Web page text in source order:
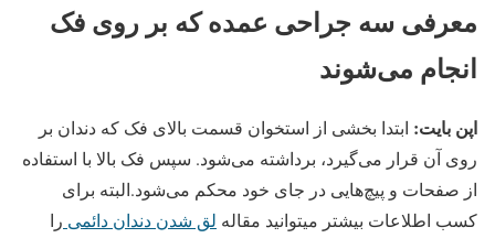
معرفی سه جراحی عمده که بر روی فک
انجام می‌شوند
اپن بایت: ابتدا بخشی از استخوان قسمت بالای فک که دندان بر
روی آن قرار می‌گیرد، برداشته می‌شود. سپس فک بالا با استفاده
از صفحات و پیچ‌هایی در جای خود محکم می‌شود.البته برای
کسب اطلاعات بیشتر میتوانید مقاله لق شدن دندان دائمی را